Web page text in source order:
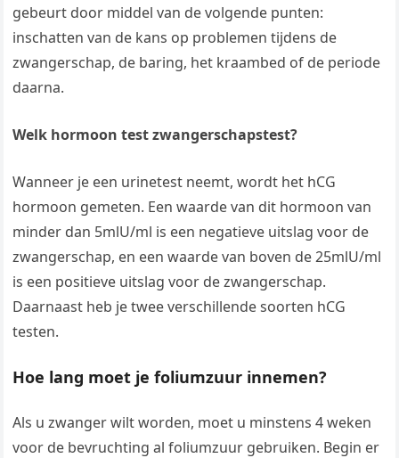
gebeurt door middel van de volgende punten:
inschatten van de kans op problemen tijdens de
zwangerschap, de baring, het kraambed of de periode
daarna.
Welk hormoon test zwangerschapstest?
Wanneer je een urinetest neemt, wordt het hCG
hormoon gemeten. Een waarde van dit hormoon van
minder dan 5mlU/ml is een negatieve uitslag voor de
zwangerschap, en een waarde van boven de 25mlU/ml
is een positieve uitslag voor de zwangerschap.
Daarnaast heb je twee verschillende soorten hCG
testen.
Hoe lang moet je foliumzuur innemen?
Als u zwanger wilt worden, moet u minstens 4 weken
voor de bevruchting al foliumzuur gebruiken. Begin er